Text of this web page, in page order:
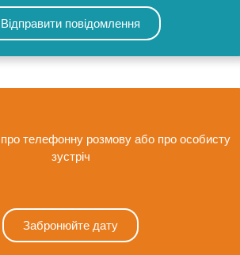
Відправити повідомлення
телефонну розмову або про особисту
зустріч
Забронюйте дату